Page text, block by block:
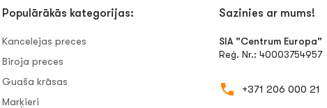
Populārākās kategorijas:
Kancelejas preces
Biroja preces
Guaša krāsas
Marķieri
Sazinies ar mums!
SIA "Centrum Europa"
Reģ. Nr.: 40003754957
+371 206 000 21